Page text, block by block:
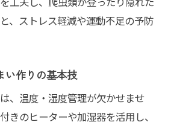
、ストレス軽減や運動不足の予防
い作りの基本技
、温度・湿度管理が欠かせませ
きのヒーターや加湿器を活用し、